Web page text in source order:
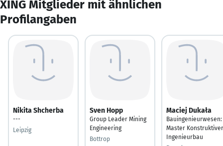
XING Mitglieder mit ähnlichen
Profilangaben
Nikita Shcherba
---
Leipzig
Sven Hopp
Group Leader Mining
Engineering
Bottrop
Maciej Dukała
Bauingenieurwesen:
Master Konstruktiver
Ingenieurbau